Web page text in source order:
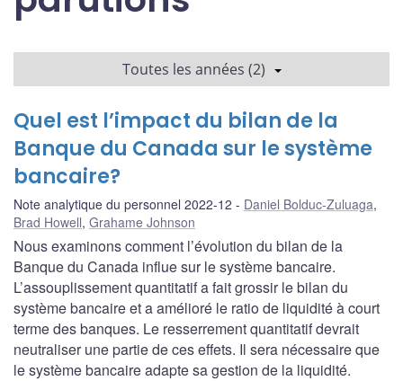
Toutes les années (2)
Quel est l’impact du bilan de la
Banque du Canada sur le système
bancaire?
Note analytique du personnel 2022-12 Daniel Bolduc-Zuluaga,
Brad Howell, Grahame Johnson
Nous examinons comment l’évolution du bilan de la
Banque du Canada influe sur le système bancaire.
L’assouplissement quantitatif a fait grossir le bilan du
système bancaire et a amélioré le ratio de liquidité à court
terme des banques. Le resserrement quantitatif devrait
neutraliser une partie de ces effets. Il sera nécessaire que
le système bancaire adapte sa gestion de la liquidité.